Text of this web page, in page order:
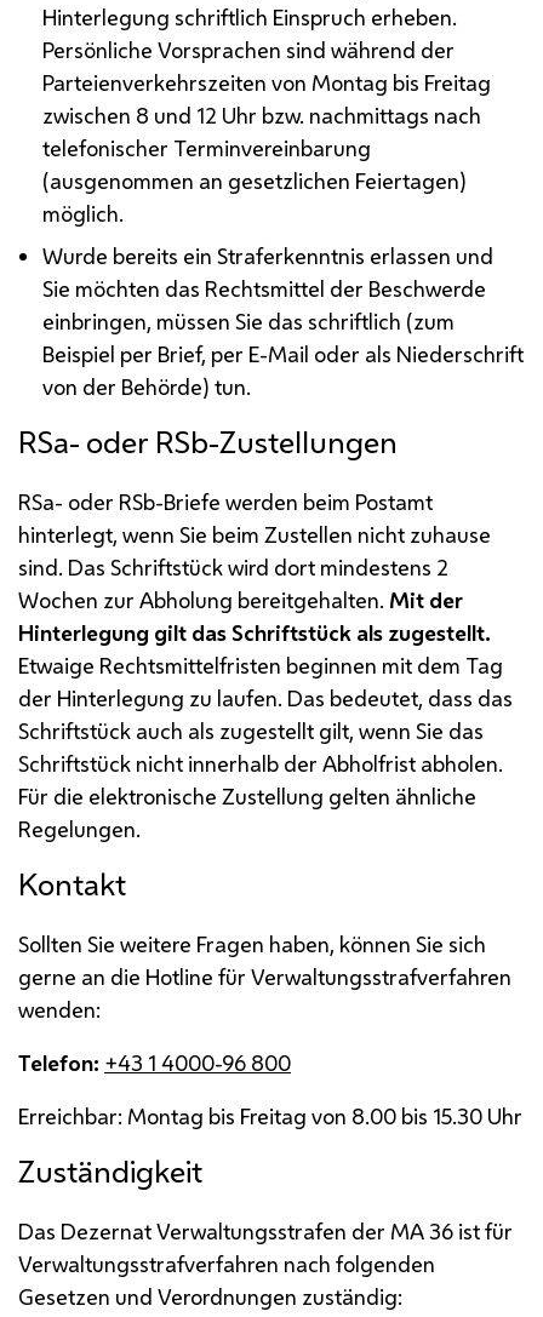
Hinterlegung schriftlich Einspruch erheben.
Persönliche Vorsprachen sind während der
Parteienverkehrszeiten von Montag bis Freitag
zwischen 8 und 12 Uhr bzw. nachmittags nach
telefonischer Terminvereinbarung
(ausgenommen an gesetzlichen Feiertagen)
möglich.
Wurde bereits ein Straferkenntnis erlassen und
Sie möchten das Rechtsmittel der Beschwerde
einbringen, müssen Sie das schriftlich (zum
Beispiel per Brief, per E-Mail oder als Niederschrift
von der Behörde) tun.
RSa- oder RSb-Zustellungen
RSa- oder RSb-Briefe werden beim Postamt
hinterlegt, wenn Sie beim Zustellen nicht zuhause
sind. Das Schriftstück wird dort mindestens 2
Wochen zur Abholung bereitgehalten. Mit der
Hinterlegung gilt das Schriftstück als zugestellt.
Etwaige Rechtsmittelfristen beginnen mit dem Tag
der Hinterlegung zu laufen. Das bedeutet, dass das
Schriftstück auch als zugestellt gilt, wenn Sie das
Schriftstück nicht innerhalb der Abholfrist abholen.
Für die elektronische Zustellung gelten ähnliche
Regelungen.
Kontakt
Sollten Sie weitere Fragen haben, können Sie sich
gerne an die Hotline für Verwaltungsstrafverfahren
wenden:
Telefon: +43 1 4000-96 800
Erreichbar: Montag bis Freitag von 8.00 bis 15.30 Uhr
Zuständigkeit
Das Dezernat Verwaltungsstrafen der MA36 ist für
Verwaltungsstrafverfahren nach folgenden
Gesetzen und Verordnungen zuständig: